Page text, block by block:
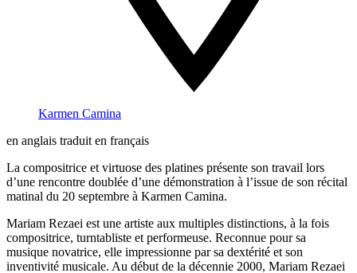
Karmen Camina
en anglais traduit en français
La compositrice et virtuose des platines présente son travail lors
d’une rencontre doublée d’une démonstration à l’issue de son récital
matinal du 20 septembre à Karmen Camina.
Mariam Rezaei est une artiste aux multiples distinctions, à la fois
compositrice, turntabliste et performeuse. Reconnue pour sa
musique novatrice, elle impressionne par sa dextérité et son
inventivité musicale. Au début de la décennie 2000, Mariam Rezaei